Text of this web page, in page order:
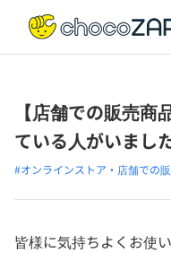
【店舗での販売
ている人がいました
#オンラインストア・店舗での
皆様に気持ちよくお使